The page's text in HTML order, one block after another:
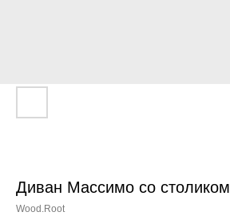
Диван Массимо со столиком
Wood.Root